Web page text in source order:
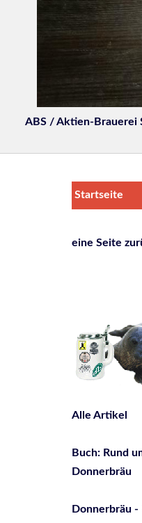
ABS / Aktien-Brauerei
Startseite
eine Seite
Alle Artikel
Buch: Rund
Donnerbräu
Donnerbräu